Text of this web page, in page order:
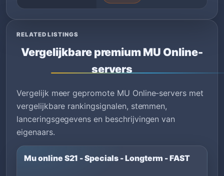
RELATED LISTINGS
Vergelijkbare premium MU Online-
servers
Vergelijk meer gepromote MU Online-servers met
vergelijkbare rankingsignalen, stemmen,
lanceringsgegevens en beschrijvingen van
eigenaars.
Mu online S21 - Specials - Longterm - FAST